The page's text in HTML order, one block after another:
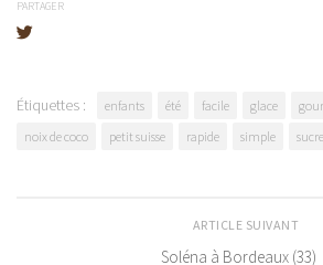
PARTAGER
Étiquettes : enfants été facile glace
noix de coco
petit suisse rapide simple
ARTICLE SUIVANT
Soléna à Bordeaux (33)